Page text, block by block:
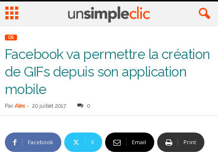
OS
Facebook va permettre la création
de GIFs depuis son application
mobile
Par Alex - 20 juillet 2017 0
Facebook X Email Print